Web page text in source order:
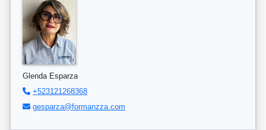
Glenda Esparza
+523121268368
gesparza@formanzza.com